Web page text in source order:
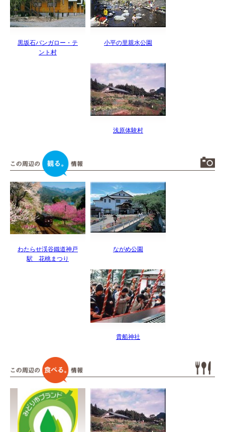
黒坂石バンガロー・テ
ント村
小平の里親水公園
浅原体験村
わたらせ渓谷鐵道神戸
駅 花桃まつり
ながめ公園
貴船神社